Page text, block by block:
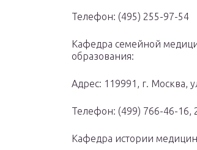
Телефон: (495) 255-97-54
Кафедра семейной
образования:
Адрес: 119991, г. Москва,
Телефон: (499) 766-46-16,
Кафедра истории